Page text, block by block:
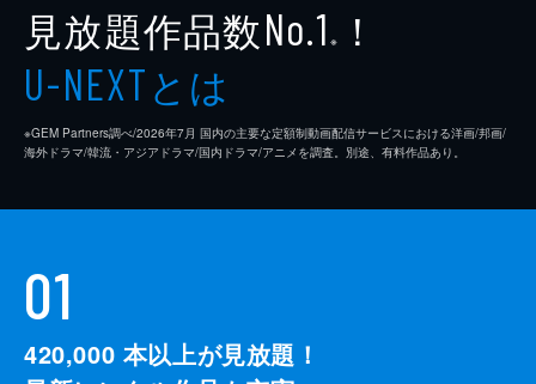
見放題作品数No.1 ※ ！
U-NEXTとは
※GEM Partners調べ/2026年7⽉ 国内の主要な定額制動画配信サービスにおける洋画/邦画/
海外ドラマ/韓流・アジアドラマ/国内ドラマ/アニメを調査。別途、有料作品あり。
01
420,000 本以上が見放題！